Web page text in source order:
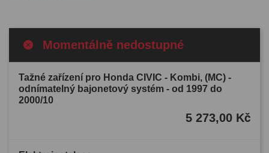
Momentálně nedostupné
Tažné zařízení pro Honda CIVIC - Kombi, (MC) -
odnímatelný bajonetový systém - od 1997 do
2000/10
5 273,00 Kč